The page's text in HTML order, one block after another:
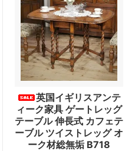
英国イギリスアンテ
ィーク家具 ゲートレッグ
テーブル 伸長式 カフェテ
ーブル ツイストレッグ オ
ーク材総無垢 B718